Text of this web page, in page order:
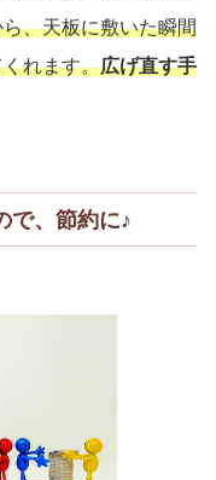
、天板に敷いた瞬間
れます。広げ直す手
で、節約に♪